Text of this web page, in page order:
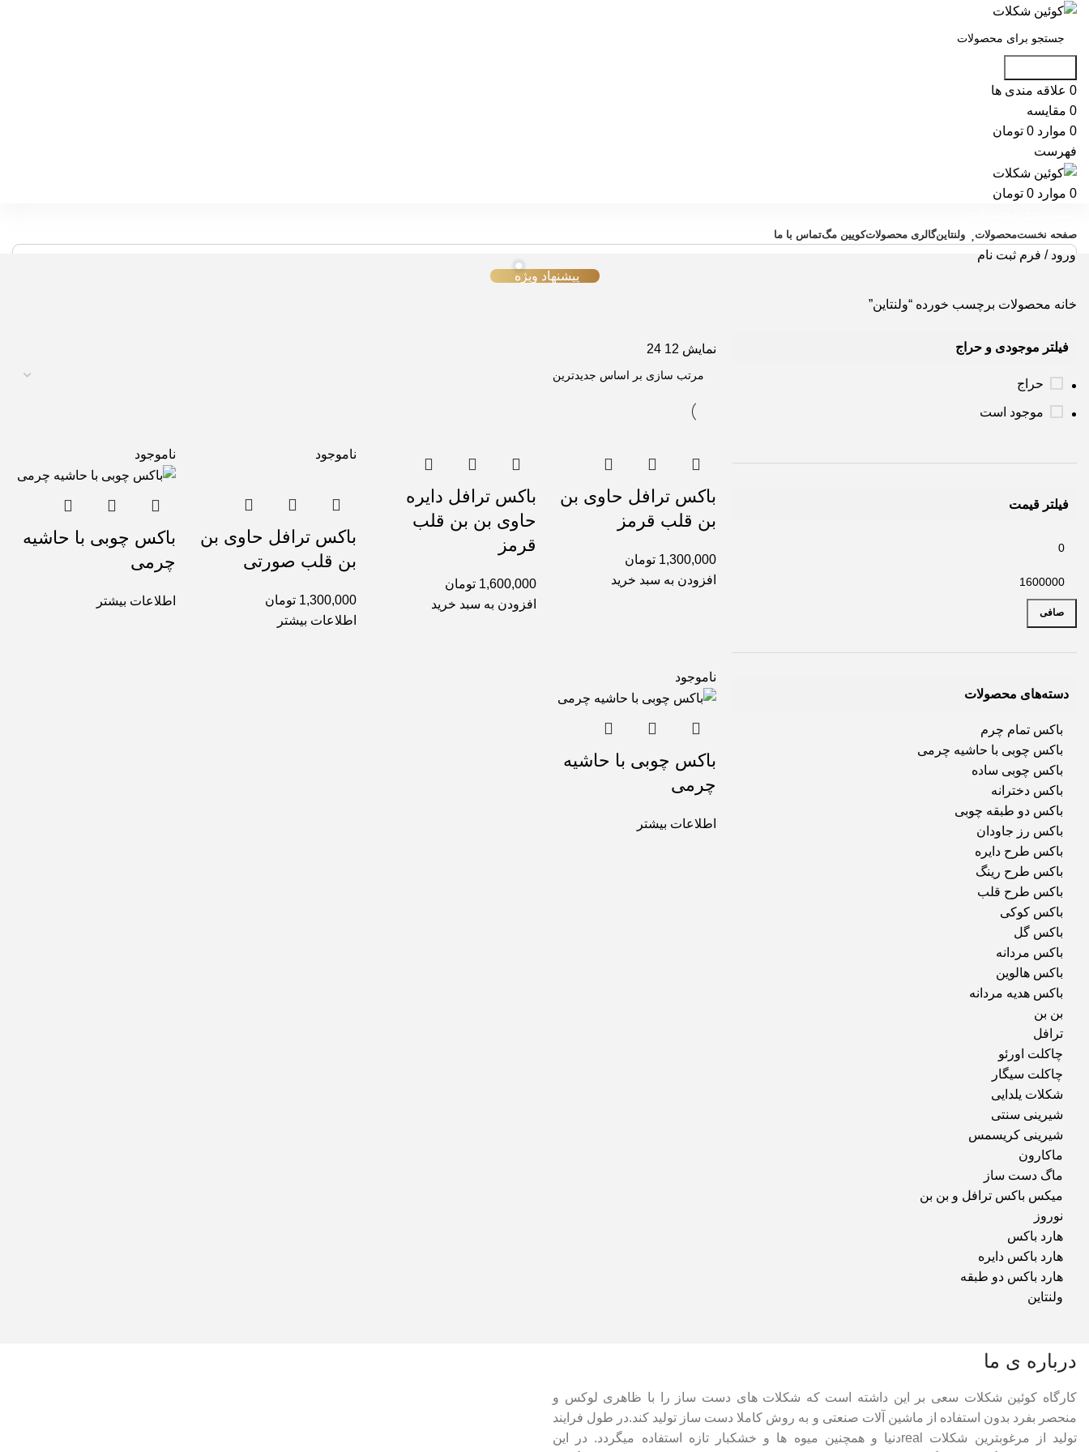
0 علاقه مندی ها
0 مقایسه
0 موارد 0 تومان
فهرست
0 موارد 0 تومان
صفحه نخستمحصولات ولنتاینگالری محصولاتکویین مگتماس با ما
ورود / فرم ثبت نام
پیشنهاد ویژه
خانه محصولات برچسب خورده “ولنتاین”
فیلتر موجودی و حراج
حراج
موجود است
فیلتر قیمت
صافی
دسته‌های محصولات
باکس تمام چرم
باکس چوبی با حاشیه چرمی
باکس چوبی ساده
باکس دخترانه
باکس دو طبقه چوبی
باکس رز جاودان
باکس طرح دایره
باکس طرح رینگ
باکس طرح قلب
باکس کوکی
باکس گل
باکس مردانه
باکس هالوین
باکس هدیه مردانه
بن بن
ترافل
چاکلت اورئو
چاکلت سیگار
شکلات یلدایی
شیرینی سنتی
شیرینی کریسمس
ماکارون
ماگ دست ساز
میکس باکس ترافل و بن بن
نوروز
هارد باکس
هارد باکس دایره
هارد باکس دو طبقه
ولنتاین
نمایش 12
24
باکس ترافل حاوی بن
بن قلب قرمز
1,300,000 تومان
افزودن به سبد خرید
باکس ترافل دایره
حاوی بن بن قلب
قرمز
1,600,000 تومان
افزودن به سبد خرید
ناموجود
باکس ترافل حاوی بن
بن قلب صورتی
1,300,000 تومان
اطلاعات بیشتر
ناموجود
باکس چوبی با حاشیه
چرمی
اطلاعات بیشتر
ناموجود
باکس چوبی با حاشیه
چرمی
اطلاعات بیشتر
درباره ی ما
کارگاه کوئین شکلات سعی بر این داشته است که شکلات های دست ساز را با ظاهری لوکس و
منحصر بفرد بدون استفاده از ماشین آلات صنعتی و به روش کاملا دست ساز تولید کند.در طول فرایند
تولید از مرغوبترین شکلات realدنیا و همچنین میوه ها و خشکبار تازه استفاده میگردد. در این